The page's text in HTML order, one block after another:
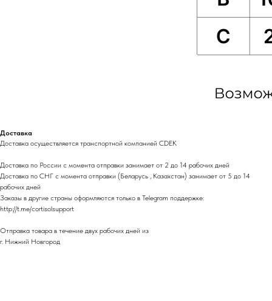
Доставка
Доставка осуществляется транспортной компанией CDEK
Доставка по России с момента отправки занимает от 2 до 14 рабочих дней
Доставка по СНГ с момента отправки (Беларусь , Казахстан) занимает от 5 до 14
рабочих дней
Заказы в другие страны оформляются только в Telegram поддержке:
http://t.me/cortisolsupport
Отправка товара в течение двух рабочих дней из
г. Нижний Новгород